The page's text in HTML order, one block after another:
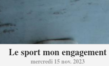
Le sport mon engagement
mercredi 15 nov. 2023